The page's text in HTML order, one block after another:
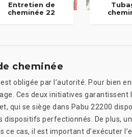
Entretien de
cheminée 22
cheminée
obligée par l’autorité. Pour bien
Ces deux initiatives garantissent
qui se siège dans Pabu 22200
dispositifs perfectionnés. De plus,
ce cas, il est important d’exécuter